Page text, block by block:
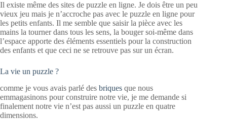
Il existe même des sites de puzzle en ligne. Je dois être un peu
vieux jeu mais je n’accroche pas avec le puzzle en ligne pour
les petits enfants. Il me semble que saisir la pièce avec les
mains la tourner dans tous les sens, la bouger soi-même dans
l’espace apporte des éléments essentiels pour la construction
des enfants et que ceci ne se retrouve pas sur un écran.
La vie un puzzle ?
comme je vous avais parlé des briques que nous
emmagasinons pour construire notre vie, je me demande si
finalement notre vie n’est pas aussi un puzzle en quatre
dimensions.